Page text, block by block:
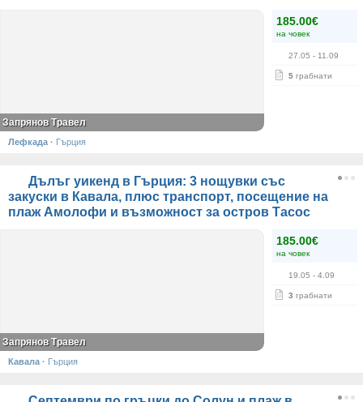
185.00€
на човек
27.05 - 11.09
5 грабнати
Запрянов Травел
Лефкада · Гърция
Дълъг уикенд в Гърция: 3 нощувки със
закуски в Кавала, плюс транспорт, посещение на
плаж Амолофи и възможност за остров Тасос
185.00€
на човек
19.05 - 4.09
3 грабнати
Запрянов Травел
Кавала · Гърция